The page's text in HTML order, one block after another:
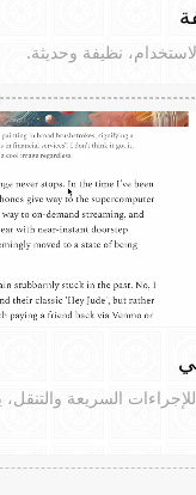
نظيفة وحديثة.
السريعة والتنقل،